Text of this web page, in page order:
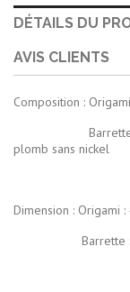
DÉTAILS DU
AVIS CLIENTS
Composition :
plomb sans nickel
Dimension : Origami
Barrette